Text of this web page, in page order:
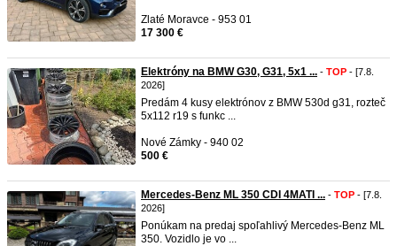
Zlaté Moravce - 953 01
17 300 €
Elektróny na BMW G30, G31, 5x1 ... - TOP - [7.8.
2026]
Predám 4 kusy elektrónov z BMW 530d g31, rozteč
5x112 r19 s funkc ...
Nové Zámky - 940 02
500 €
Mercedes-Benz ML 350 CDI 4MATI ... - TOP - [7.8.
2026]
Ponúkam na predaj spoľahlivý Mercedes-Benz ML
350. Vozidlo je vo ...